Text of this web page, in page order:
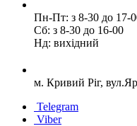
Пн-Пт: з 8-30 до 17-
Сб: з 8-30 до 16-00
Нд: вихідний
м. Кривий Ріг,
Telegram
Viber